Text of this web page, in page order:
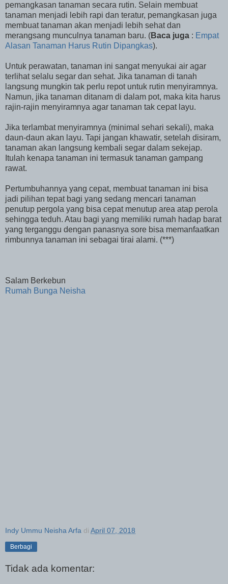
pemangkasan tanaman secara rutin. Selain membuat
tanaman menjadi lebih rapi dan teratur, pemangkasan juga
membuat tanaman akan menjadi lebih sehat dan
merangsang munculnya tanaman baru. (Baca juga : Empat
Alasan Tanaman Harus Rutin Dipangkas).
Untuk perawatan, tanaman ini sangat menyukai air agar
terlihat selalu segar dan sehat. Jika tanaman di tanah
langsung mungkin tak perlu repot untuk rutin menyiramnya.
Namun, jika tanaman ditanam di dalam pot, maka kita harus
rajin-rajin menyiramnya agar tanaman tak cepat layu.
Jika terlambat menyiramnya (minimal sehari sekali), maka
daun-daun akan layu. Tapi jangan khawatir, setelah disiram,
tanaman akan langsung kembali segar dalam sekejap.
Itulah kenapa tanaman ini termasuk tanaman gampang
rawat.
Pertumbuhannya yang cepat, membuat tanaman ini bisa
jadi pilihan tepat bagi yang sedang mencari tanaman
penutup pergola yang bisa cepat menutup area atap perola
sehingga teduh. Atau bagi yang memiliki rumah hadap barat
yang terganggu dengan panasnya sore bisa memanfaatkan
rimbunnya tanaman ini sebagai tirai alami. (***)
Salam Berkebun
Rumah Bunga Neisha
Indy Ummu Neisha Arfa di April 07, 2018
Berbagi
Tidak ada komentar: